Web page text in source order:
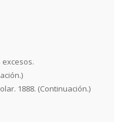
1888. (Continuación.)